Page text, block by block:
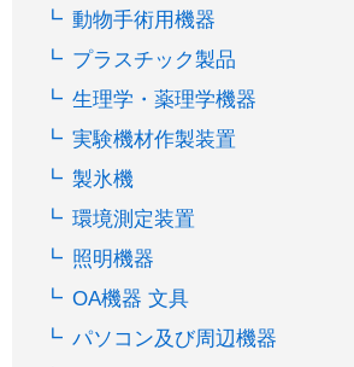
動物手術用機器
プラスチック製品
生理学・薬理学機器
実験機材作製装置
製氷機
環境測定装置
照明機器
OA機器 文具
パソコン及び周辺機器